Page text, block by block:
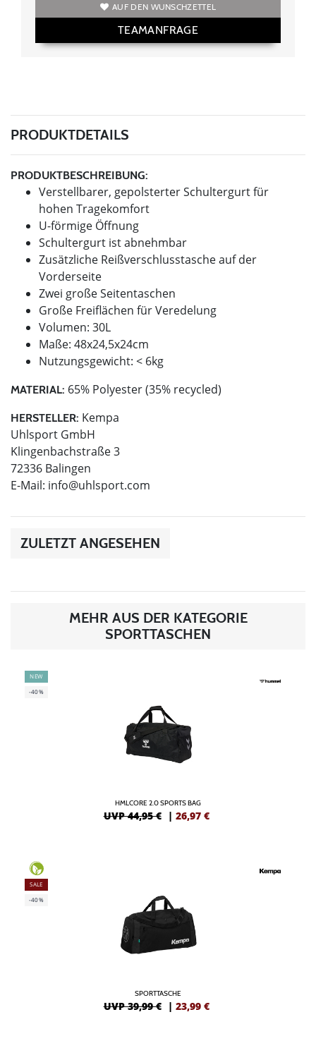
AUF DEN WUNSCHZETTEL
TEAMANFRAGE
PRODUKTDETAILS
PRODUKTBESCHREIBUNG:
Verstellbarer, gepolsterter Schultergurt für
hohen Tragekomfort
U-förmige Öffnung
Schultergurt ist abnehmbar
Zusätzliche Reißverschlusstasche auf der
Vorderseite
Zwei große Seitentaschen
Große Freiflächen für Veredelung
Volumen: 30L
Maße: 48x24,5x24cm
Nutzungsgewicht: < 6kg
MATERIAL: 65% Polyester (35% recycled)
HERSTELLER: Kempa
Uhlsport GmbH
Klingenbachstraße 3
72336 Balingen
E-Mail: info@uhlsport.com
ZULETZT ANGESEHEN
MEHR AUS DER KATEGORIE
SPORTTASCHEN
NEW
-40%
HMLCORE 2.0 SPORTS BAG
UVP 44,95 € | 26,97 €
SALE
-40%
SPORTTASCHE
UVP 39,99 € | 23,99 €